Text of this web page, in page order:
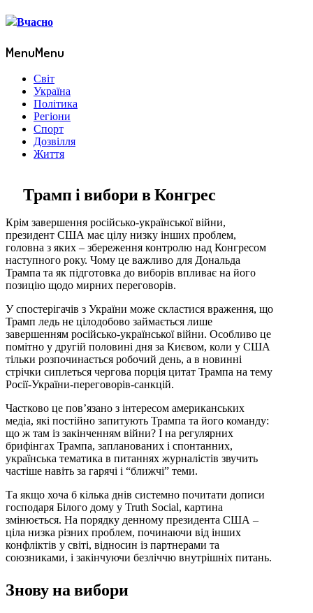
MenuMenu
Світ
Україна
Політика
Регіони
Спорт
Дозвілля
Життя
Трамп і вибори в Конгрес
Крім завершення російсько-української війни,
президент США має цілу низку інших проблем,
головна з яких – збереження контролю над Конгресом
наступного року. Чому це важливо для Дональда
Трампа та як підготовка до виборів впливає на його
позицію щодо мирних переговорів.
У спостерігачів з України може скластися враження, що
Трамп ледь не цілодобово займається лише
завершенням російсько-української війни. Особливо це
помітно у другій половині дня за Києвом, коли у США
тільки розпочинається робочий день, а в новинні
стрічки сиплеться чергова порція цитат Трампа на тему
Росії-України-переговорів-санкцій.
Частково це пов’язано з інтересом американських
медіа, які постійно запитують Трампа та його команду:
що ж там із закінченням війни? І на регулярних
брифінгах Трампа, запланованих і спонтанних,
українська тематика в питаннях журналістів звучить
частіше навіть за гарячі і “ближчі” теми.
Та якщо хоча б кілька днів системно почитати дописи
господаря Білого дому у Truth Social, картина
змінюється. На порядку денному президента США –
ціла низка різних проблем, починаючи від інших
конфліктів у світі, відносин із партнерами та
союзниками, і закінчуючи безліччю внутрішніх питань.
Знову на вибори